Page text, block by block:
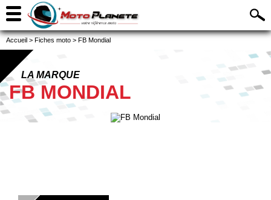
Accueil > Fiches moto > FB Mondial
LA MARQUE
FB MONDIAL